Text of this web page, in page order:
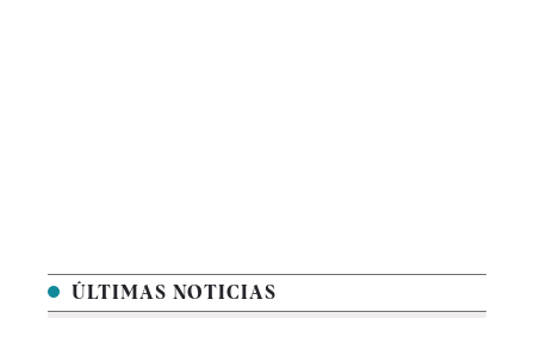
ÚLTIMAS NOTICIAS